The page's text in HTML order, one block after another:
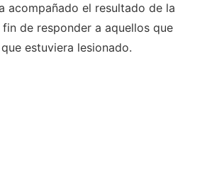
acompañado el resultado de la
de responder a aquellos que
estuviera lesionado.